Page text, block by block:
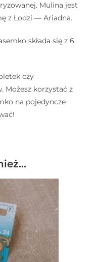
Mulina jest
z Łodzi — Ariadna.
składa się z 6
czy
Możesz korzystać z
na pojedyncze